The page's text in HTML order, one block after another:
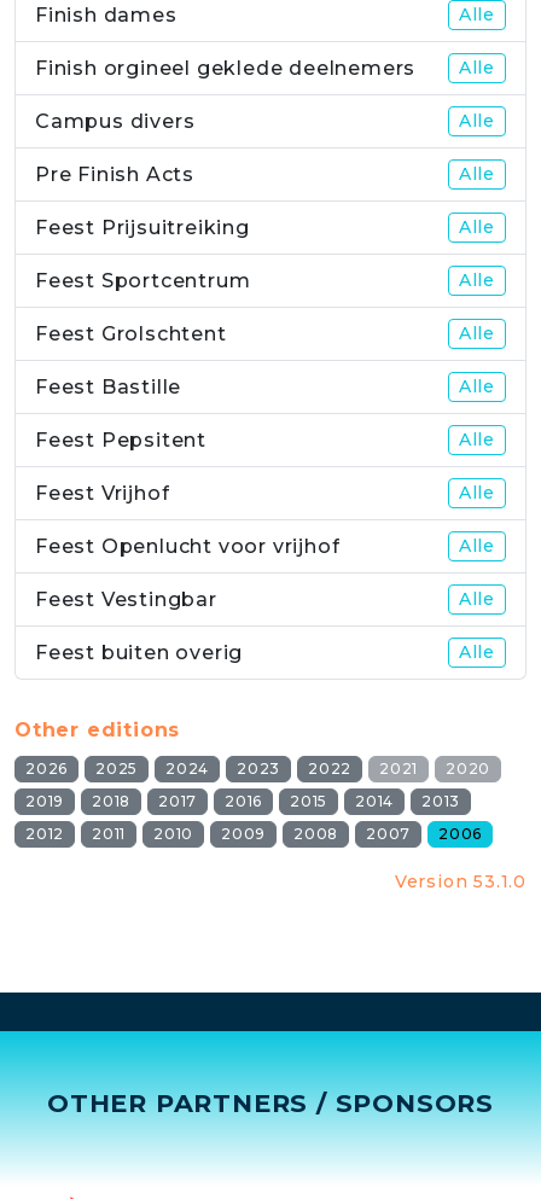
Finish dames Alle
Finish orgineel geklede deelnemers Alle
Campus divers Alle
Pre Finish Acts Alle
Feest Prijsuitreiking Alle
Feest Sportcentrum Alle
Feest Grolschtent Alle
Feest Bastille Alle
Feest Pepsitent Alle
Feest Vrijhof Alle
Feest Openlucht voor vrijhof Alle
Feest Vestingbar Alle
Feest buiten overig Alle
Other editions
2026 2025 2024 2023 2022 2021
2020
2019
2018 2017 2016 2015 2014
2013
2012
2011 2010 2009 2008 2007 2006
Version 53.1.0
OTHER PARTNERS / SPONSORS